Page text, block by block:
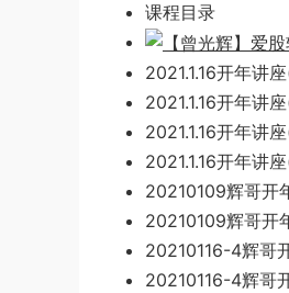
课程目录
2021.1.16开年讲
2021.1.16开年讲
2021.1.16开年讲
2021.1.16开年讲
20210109辉哥开
20210109辉哥开
20210116-4辉哥
20210116-4辉哥